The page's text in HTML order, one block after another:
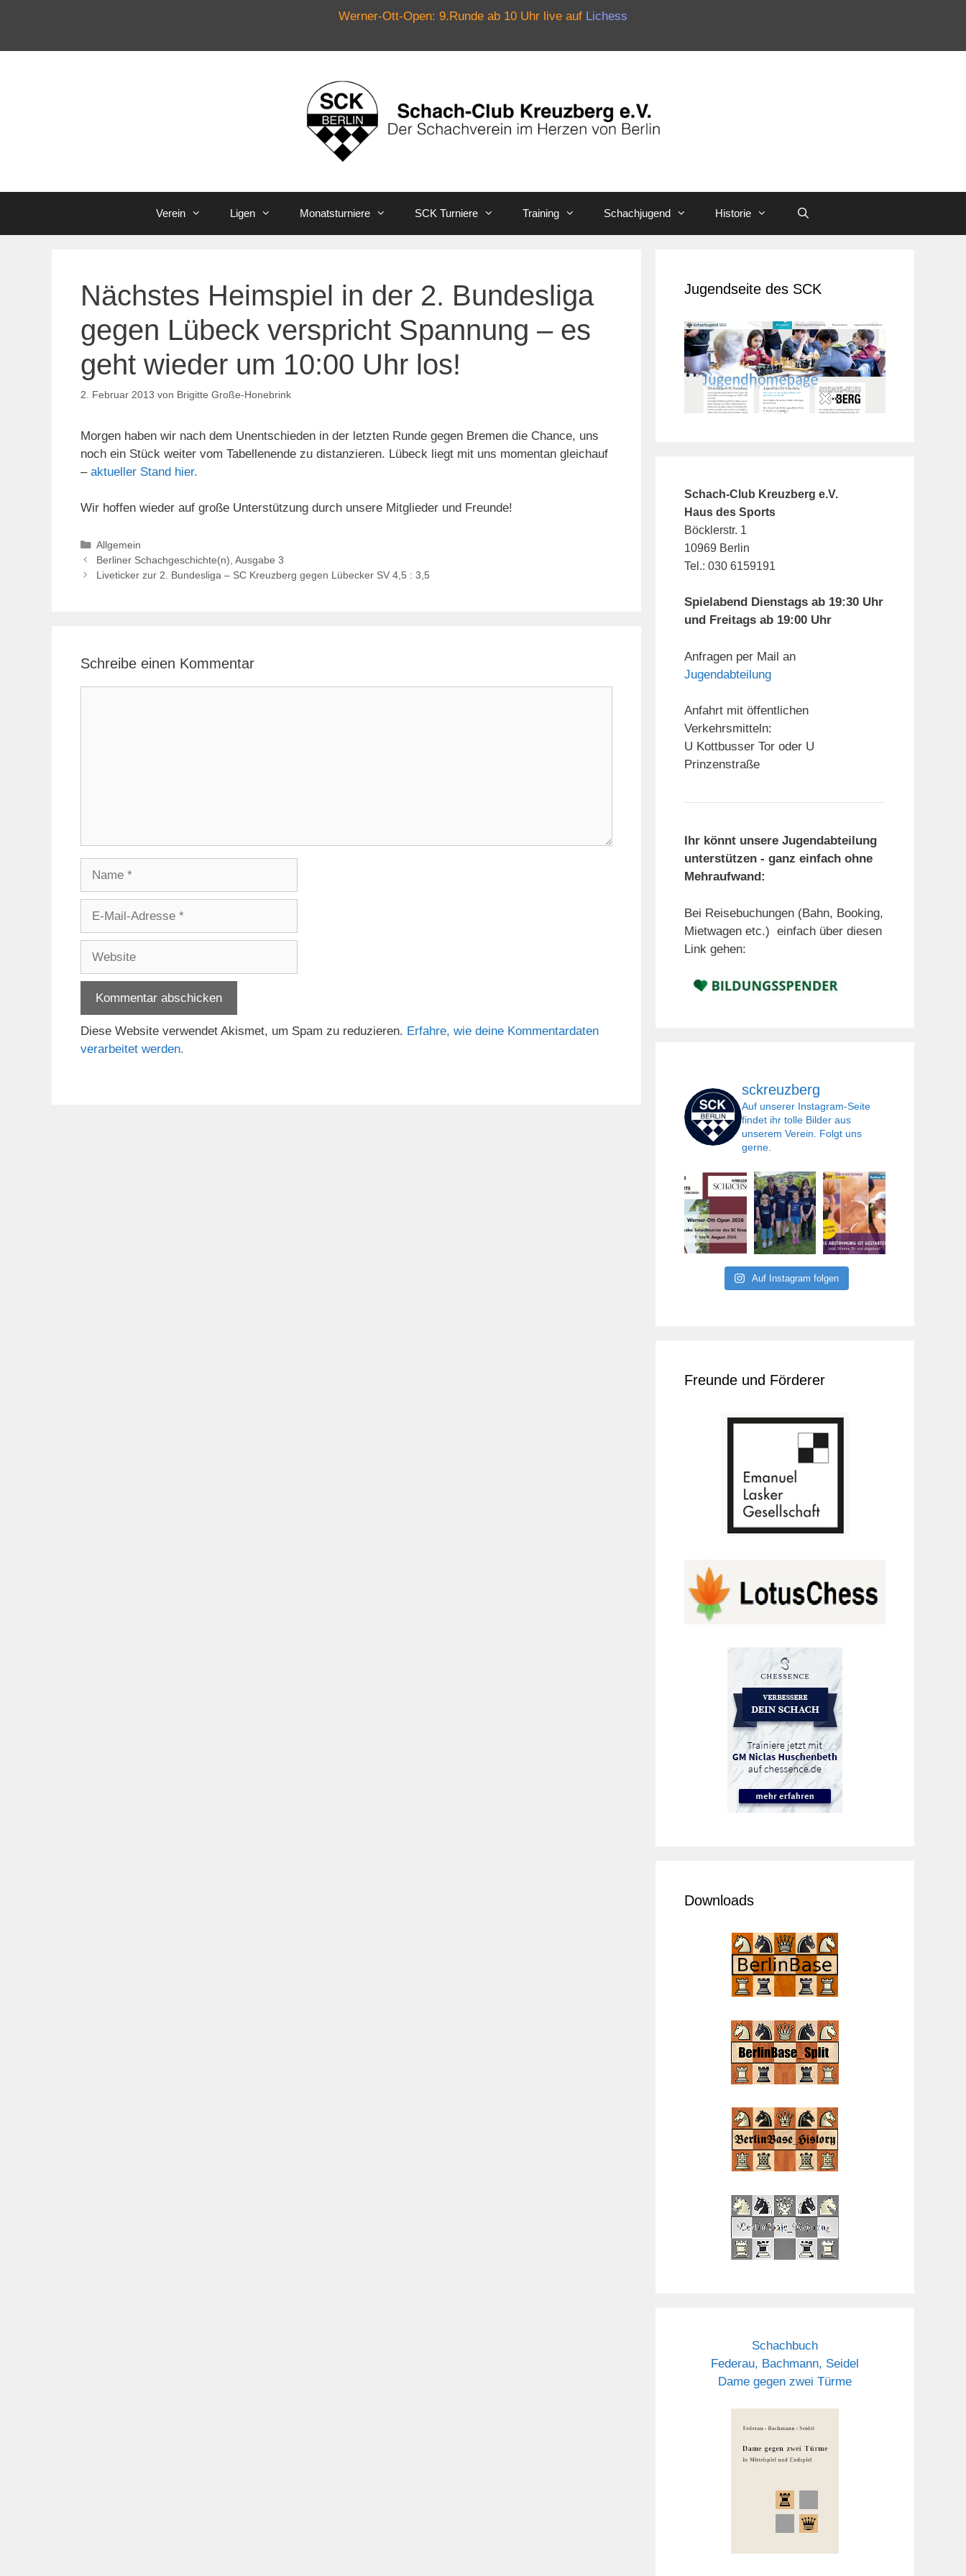
Werner-Ott-Open: 9.Runde ab 10 Uhr live auf Lichess
Verein Ligen Monatsturniere SCK Turniere Training Schachjugend Historie
Nächstes Heimspiel in der 2. Bundesliga
gegen Lübeck verspricht Spannung – es
geht wieder um 10:00 Uhr los!
2. Februar 2013 von Brigitte Große-Honebrink
Morgen haben wir nach dem Unentschieden in der letzten Runde gegen Bremen die Chance, uns
noch ein Stück weiter vom Tabellenende zu distanzieren. Lübeck liegt mit uns momentan gleichauf
– aktueller Stand hier.
Wir hoffen wieder auf große Unterstützung durch unsere Mitglieder und Freunde!
Kategorien
Allgemein
Berliner Schachgeschichte(n), Ausgabe 3
Liveticker zur 2. Bundesliga – SC Kreuzberg gegen Lübecker SV 4,5 : 3,5
Schreibe einen Kommentar
Adresse
Diese Website verwendet Akismet, um Spam zu reduzieren. Erfahre, wie deine Kommentardaten
verarbeitet werden.
Jugendseite des SCK
Schach-Club Kreuzberg e.V.
Haus des Sports
Böcklerstr. 1
10969 Berlin
Tel.: 030 6159191
Spielabend Dienstags ab 19:30 Uhr
und Freitags ab 19:00 Uhr
Anfragen per Mail an
Jugendabteilung
Anfahrt mit öffentlichen
Verkehrsmitteln:
U Kottbusser Tor oder U
Prinzenstraße
Ihr könnt unsere Jugendabteilung
unterstützen - ganz einfach ohne
Mehraufwand:
Bei Reisebuchungen (Bahn, Booking,
Mietwagen etc.) einfach über diesen
Link gehen:
sckreuzberg
Auf unserer Instagram-Seite
findet ihr tolle Bilder aus
unserem Verein. Folgt uns
gerne.
Auf Instagram folgen
Freunde und Förderer
Downloads
Schachbuch
Federau, Bachmann, Seidel
Dame gegen zwei Türme